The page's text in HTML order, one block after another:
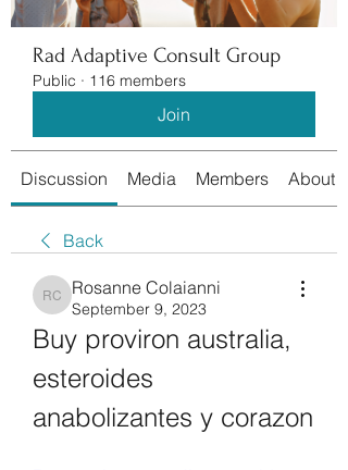
Rad Adaptive Consult Group
Public · 116 members
Join
Discussion Media Members About
Back
Rosanne Colaianni
Rosanne Colaianni
September 9, 2023
Buy proviron australia,
esteroides
anabolizantes y corazon